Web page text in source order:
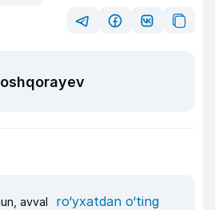
avval ro‘yxatdan o‘ting